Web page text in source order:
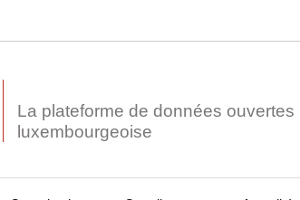
La plateforme de données ouvertes